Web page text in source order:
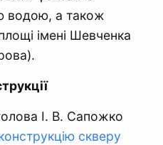
водою, а також
імені Шевченка
І. В. Сапожко
скверу